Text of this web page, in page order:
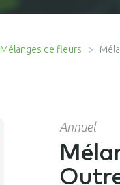
Mélanges de fleurs
Annuel